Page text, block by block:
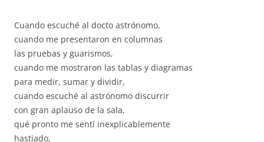
Cuando escuché al docto astrónomo,
cuando me presentaron en columnas
las pruebas y guarismos,
cuando me mostraron las tablas y diagramas
para medir, sumar y dividir,
cuando escuché al astrónomo discurrir
con gran aplauso de la sala,
qué pronto me sentí inexplicablemente
hastiado,